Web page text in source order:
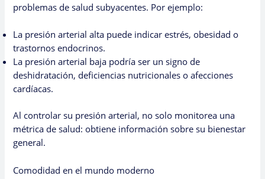
problemas de salud subyacentes. Por ejemplo:
La presión arterial alta puede indicar estrés, obesidad o
trastornos endocrinos.
La presión arterial baja podría ser un signo de
deshidratación, deficiencias nutricionales o afecciones
cardíacas.
Al controlar su presión arterial, no solo monitorea una
métrica de salud: obtiene información sobre su bienestar
general.
Comodidad en el mundo moderno